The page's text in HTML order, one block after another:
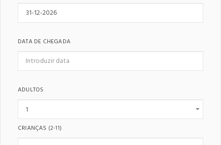
DATA DE CHEGADA
ADULTOS
CRIANÇAS (2-11)